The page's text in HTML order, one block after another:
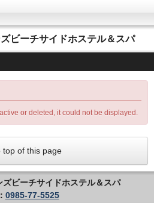
ビーチサイドホステル＆スパ
or deleted, it could not be displayed.
top of this page
ビーチサイドホステル＆スパ
0985-77-5525